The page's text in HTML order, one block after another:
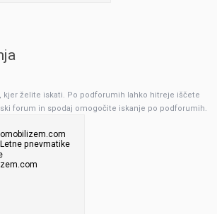
kjer želite iskati. Po podforumih lahko hitreje iščete
forum in spodaj omogočite iskanje po podforumih.